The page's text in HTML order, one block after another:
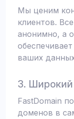
Мы ценим
клиентов.
анонимно, а
ваших
3.
FastDomain
доменов в